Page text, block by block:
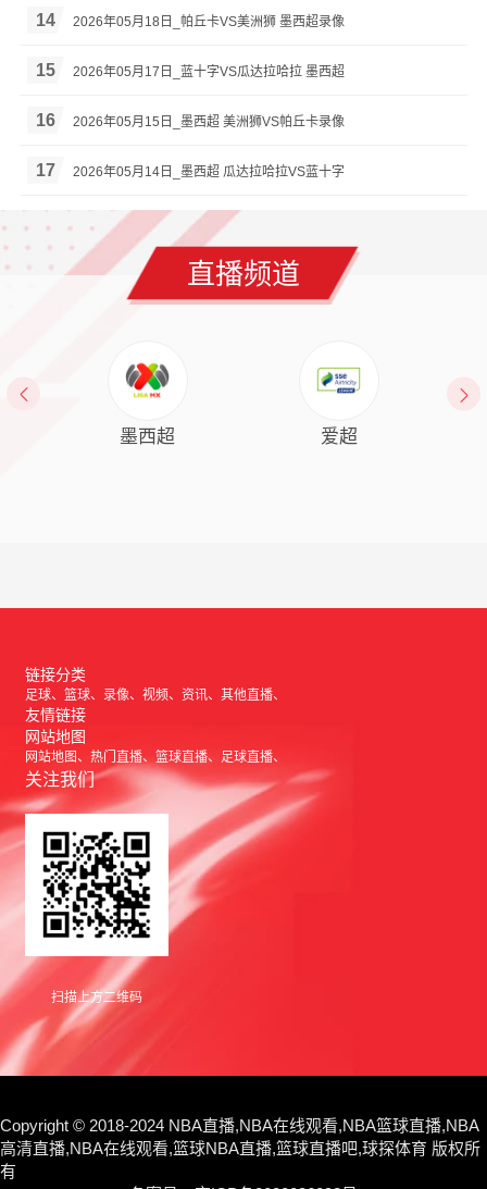
14 2026年05月18日_帕丘卡VS美洲狮 墨西超录像
15 2026年05月17日_蓝十字VS瓜达拉哈拉 墨西超
16 2026年05月15日_墨西超 美洲狮VS帕丘卡录像
17 2026年05月14日_墨西超 瓜达拉哈拉VS蓝十字
直播频道
墨西超 爱超
 
链接分类
足球 篮球 录像 视频 资讯 其他直播
友情链接
网站地图
网站地图 热门直播 篮球直播 足球直播
关注我们
扫描上方二维码
Copyright © 2018-2024 NBA直播,NBA在线观看,NBA篮球直播,NBA
高清直播,NBA在线观看,篮球NBA直播,篮球直播吧,球探体育 版权所
有